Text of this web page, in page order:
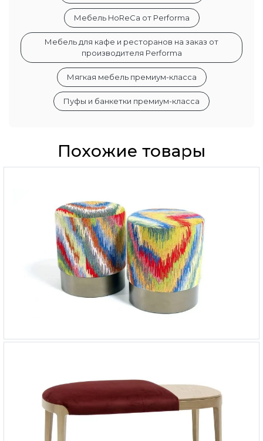
Мебель HoReCa от Performa
Мебель для кафе и ресторанов на заказ от
производителя Performa
Мягкая мебель премиум-класса
Пуфы и банкетки премиум-класса
Похожие товары